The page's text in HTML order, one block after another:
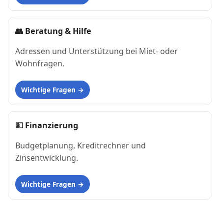
👥 Beratung & Hilfe
Adressen und Unterstützung bei Miet- oder
Wohnfragen.
Wichtige Fragen
💵 Finanzierung
Budgetplanung, Kreditrechner und
Zinsentwicklung.
Wichtige Fragen